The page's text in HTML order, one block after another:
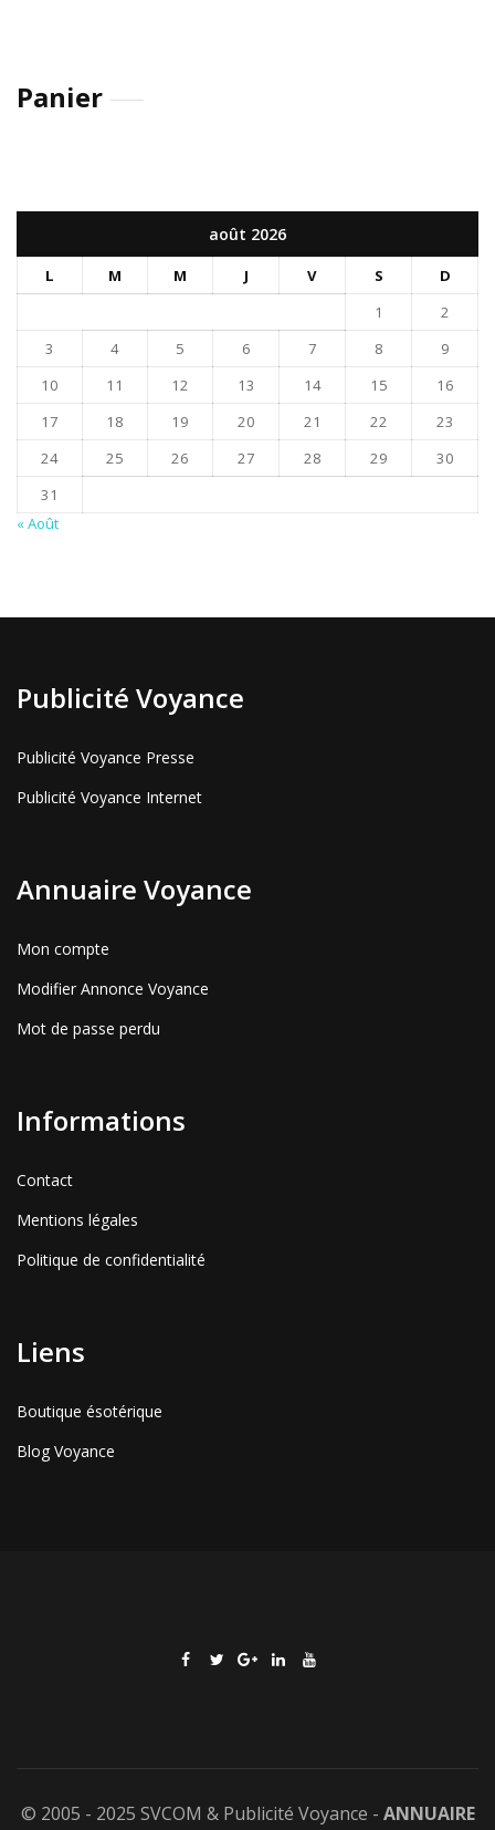
Panier
août 2026
L M M J V S
D
1
2
3
4 5 6 7 8
9
10
11 12 13 14 15
16
17
18 19 20 21 22
23
24
25 26 27 28 29
30
31
« Août
Publicité Voyance
Publicité Voyance Presse
Publicité Voyance Internet
Annuaire Voyance
Mon compte
Modifier Annonce Voyance
Mot de passe perdu
Informations
Contact
Mentions légales
Politique de confidentialité
Liens
Boutique ésotérique
Blog Voyance
© 2005 - 2025 SVCOM & Publicité Voyance - ANNUAIRE